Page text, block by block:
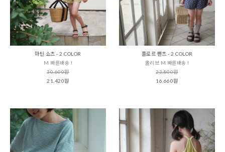
마틴 쇼츠 - 2 COLOR
M 빠른배송 !
30,600원
21,420원
플로르 팬츠 - 2 COLOR
올리브 M 빠른배송 !
23,800원
16,660원